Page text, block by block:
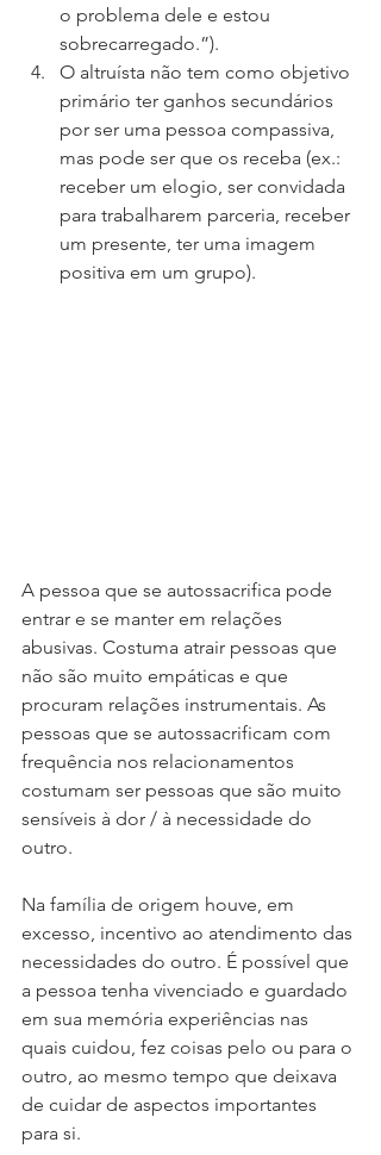
o problema dele e estou
sobrecarregado.”).
O altruísta não tem como objetivo
primário ter ganhos secundários
por ser uma pessoa compassiva,
mas pode ser que os receba (ex.:
receber um elogio, ser convidada
para trabalharem parceria, receber
um presente, ter uma imagem
positiva em um grupo).
A pessoa que se autossacrifica pode
entrar e se manter em relações
abusivas. Costuma atrair pessoas que
não são muito empáticas e que
procuram relações instrumentais. As
pessoas que se autossacrificam com
frequência nos relacionamentos
costumam ser pessoas que são muito
sensíveis à dor / à necessidade do
outro.
Na família de origem houve, em
excesso, incentivo ao atendimento das
necessidades do outro. É possível que
a pessoa tenha vivenciado e guardado
em sua memória experiências nas
quais cuidou, fez coisas pelo ou para o
outro, ao mesmo tempo que deixava
de cuidar de aspectos importantes
para si.